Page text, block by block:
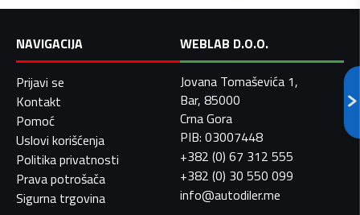
NAVIGACIJA
Prijavi se
Kontakt
Pomoć
Uslovi korišćenja
Politika privatnosti
Prava potrošača
Sigurna trgovina
WEBLAB D.O.O.
Jovana Tomaševića 1,
Bar, 85000
Crna Gora
PIB: 03007448
+382 (0) 67 312 555
+382 (0) 30 550 099
info@autodiler.me